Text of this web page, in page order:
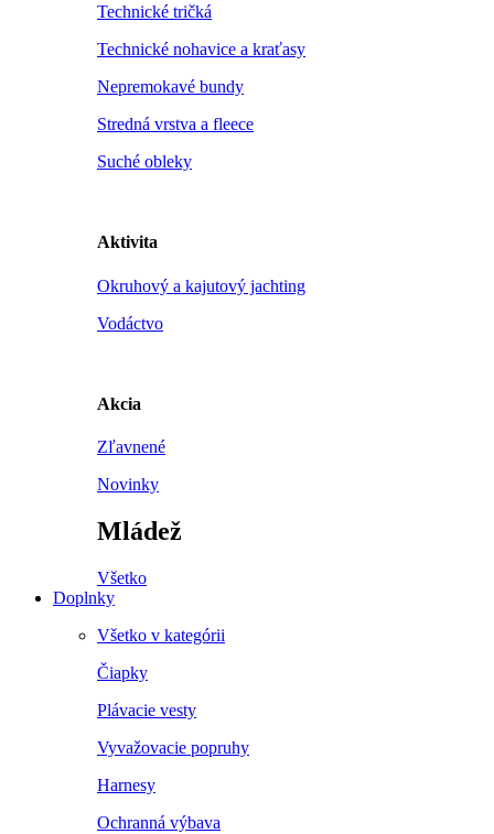
Technické tričká
Technické nohavice a kraťasy
Nepremokavé bundy
Stredná vrstva a fleece
Suché obleky
Aktivita
Okruhový a kajutový jachting
Vodáctvo
Akcia
Zľavnené
Novinky
Mládež
Všetko
Doplnky
Všetko v kategórii
Čiapky
Plávacie vesty
Vyvažovacie popruhy
Harnesy
Ochranná výbava